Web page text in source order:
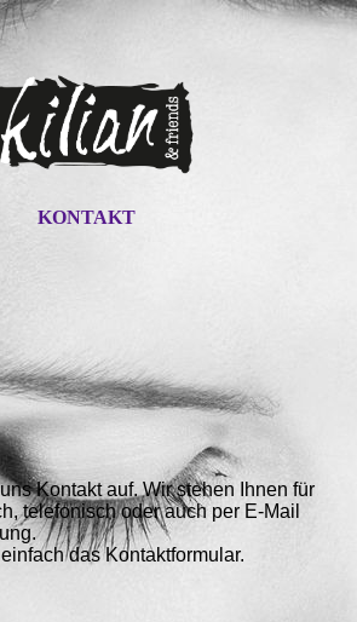
KONTAKT
Kontakt auf. Wir stehen Ihnen für
telefonisch oder auch per E-Mail
das Kontaktformular.